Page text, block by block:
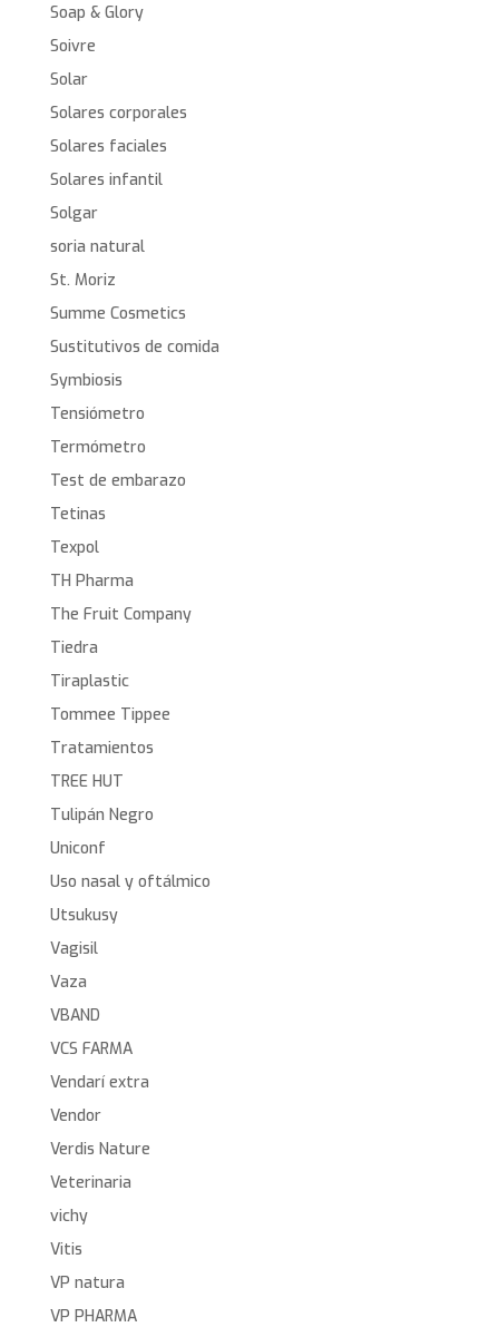
Soap & Glory
Soivre
Solar
Solares corporales
Solares faciales
Solares infantil
Solgar
soria natural
St. Moriz
Summe Cosmetics
Sustitutivos de comida
Symbiosis
Tensiómetro
Termómetro
Test de embarazo
Tetinas
Texpol
TH Pharma
The Fruit Company
Tiedra
Tiraplastic
Tommee Tippee
Tratamientos
TREE HUT
Tulipán Negro
Uniconf
Uso nasal y oftálmico
Utsukusy
Vagisil
Vaza
VBAND
VCS FARMA
Vendarí extra
Vendor
Verdis Nature
Veterinaria
vichy
Vitis
VP natura
VP PHARMA